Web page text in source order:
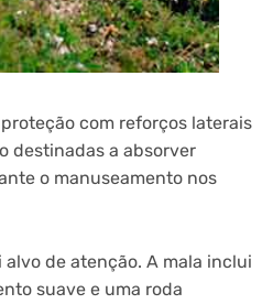
com reforços laterais
destinadas a absorver
o manuseamento nos
de atenção. A mala inclui
suave e uma roda